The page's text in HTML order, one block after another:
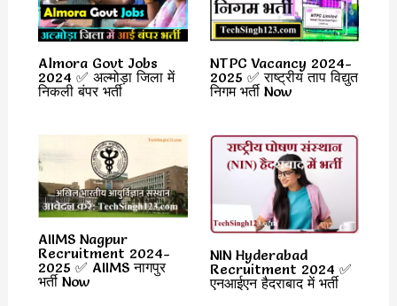
Almora Govt Jobs
2024 ✅ अल्मोड़ा जिला में
निकली बंपर भर्ती
NTPC Vacancy 2024-
2025 ✅ राष्ट्रीय ताप विद्युत
निगम भर्ती Now
AIIMS Nagpur
Recruitment 2024-
2025 ✅ AIIMS नागपुर
भर्ती Now
NIN Hyderabad
Recruitment 2024 ✅
एनआईएन हैदराबाद में भर्ती